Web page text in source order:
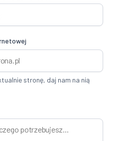
stronę, daj nam na nią